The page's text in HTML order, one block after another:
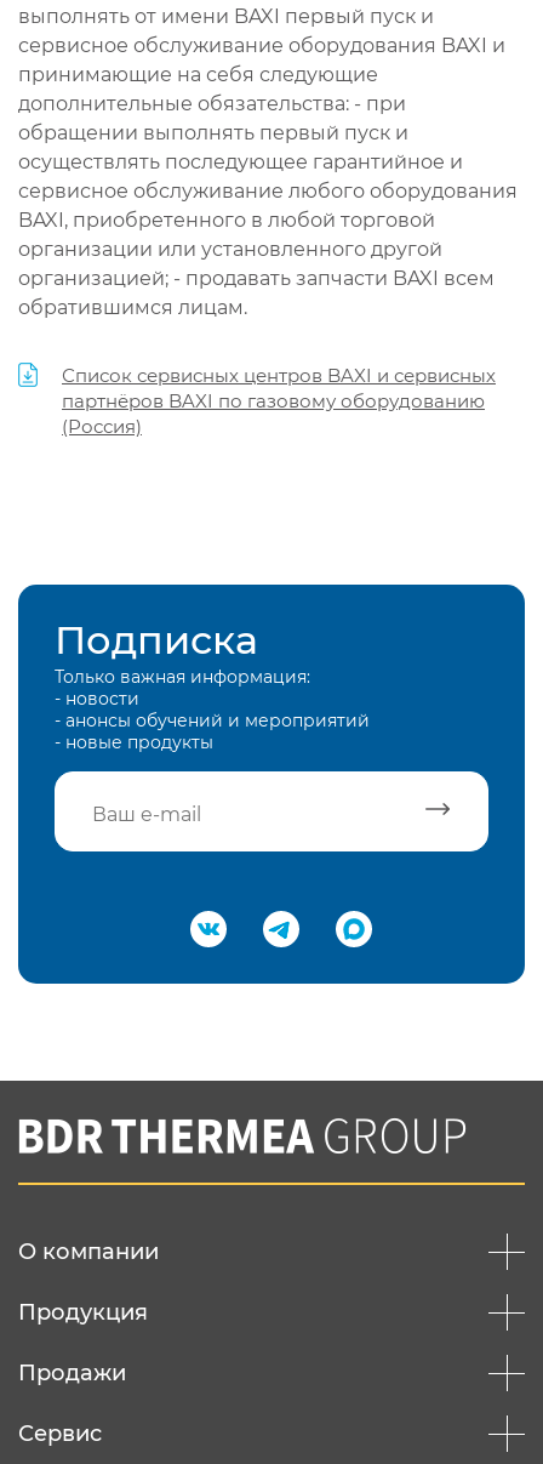
выполнять от имени BAXI первый пуск и
сервисное обслуживание оборудования BAXI и
принимающие на себя следующие
дополнительные обязательства: - при
обращении выполнять первый пуск и
осуществлять последующее гарантийное и
сервисное обслуживание любого оборудования
BAXI, приобретенного в любой торговой
организации или установленного другой
организацией; - продавать запчасти BAXI всем
обратившимся лицам.
Список сервисных центров BAXI и сервисных
партнёров BAXI по газовому оборудованию
(Россия)
Подписка
Только важная информация:
- новости
- анонсы обучений и мероприятий
- новые продукты
Подтвердить e-mail
Вы соглашаетесь с нашей политикой
конфеденциальности
О компании
Продукция
Продажи
Сервис